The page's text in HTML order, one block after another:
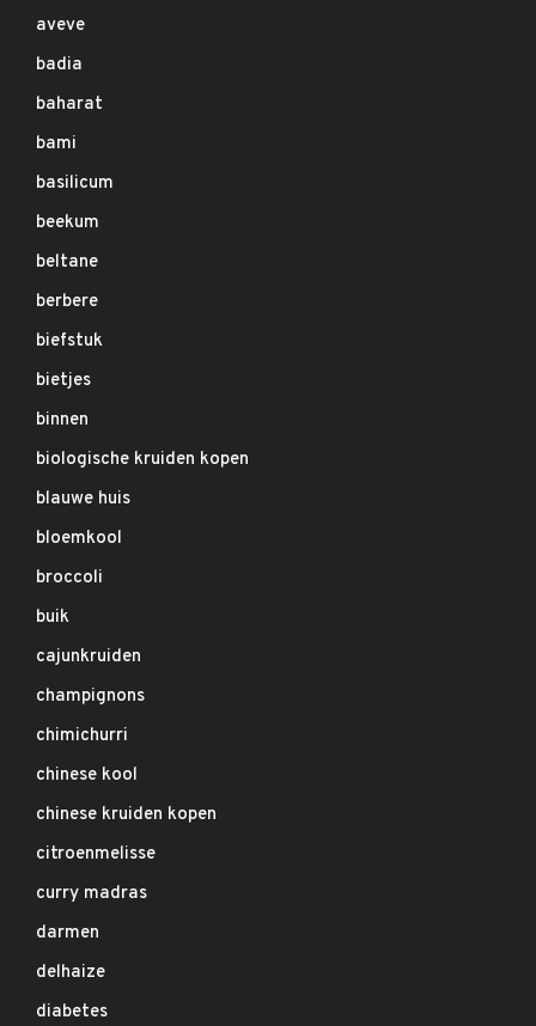
aveve
badia
baharat
bami
basilicum
beekum
beltane
berbere
biefstuk
bietjes
binnen
biologische kruiden kopen
blauwe huis
bloemkool
broccoli
buik
cajunkruiden
champignons
chimichurri
chinese kool
chinese kruiden kopen
citroenmelisse
curry madras
darmen
delhaize
diabetes